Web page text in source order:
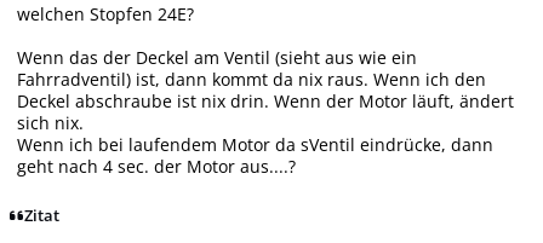
welchen Stopfen 24E?
Wenn das der Deckel am Ventil (sieht aus wie ein
Fahrradventil) ist, dann kommt da nix raus. Wenn ich den
Deckel abschraube ist nix drin. Wenn der Motor läuft, ändert
sich nix.
Wenn ich bei laufendem Motor da sVentil eindrücke, dann
geht nach 4 sec. der Motor aus....?
Zitat